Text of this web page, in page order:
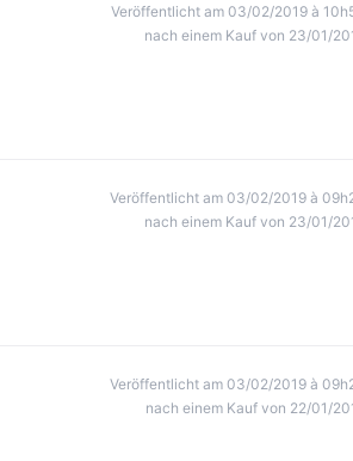
Veröffentlicht am 03/02/2019 à
nach einem Kauf von 23/01/
Veröffentlicht am 03/02/2019 à
nach einem Kauf von 23/01/
Veröffentlicht am 03/02/2019 à
nach einem Kauf von 22/01/